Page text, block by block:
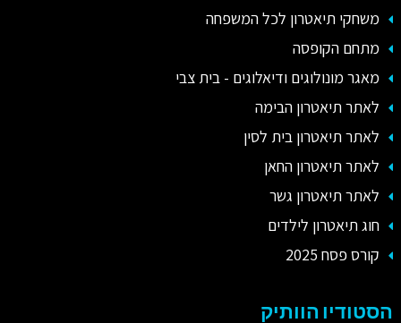
משחקי תיאטרון לכל המשפחה
מתחם הקופסה
מאגר מונולוגים ודיאלוגים - בית צבי
לאתר תיאטרון הבימה
לאתר תיאטרון בית לסין
לאתר תיאטרון החאן
לאתר תיאטרון גשר
חוג תיאטרון לילדים
קורס פסח 2025
הסטודיו הוותיק